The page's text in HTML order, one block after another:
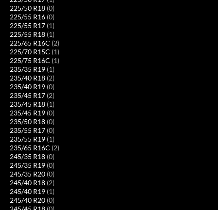
225/50 R18 (0)
225/55 R16 (0)
225/55 R17 (1)
225/55 R18 (1)
225/65 R16C (2)
225/70 R15C (1)
225/75 R16C (1)
235/35 R19 (1)
235/40 R18 (2)
235/40 R19 (0)
235/45 R17 (2)
235/45 R18 (1)
235/45 R19 (0)
235/50 R18 (0)
235/55 R17 (0)
235/55 R19 (1)
235/65 R16C (2)
245/35 R18 (0)
245/35 R19 (0)
245/35 R20 (0)
245/40 R18 (2)
245/40 R19 (1)
245/40 R20 (0)